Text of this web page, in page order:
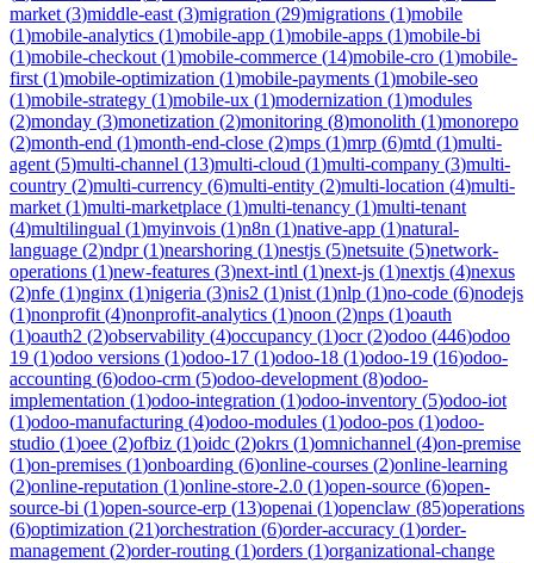
market (3)middle-east (3)migration (29)migrations (1)mobile
(1)mobile-analytics (1)mobile-app (1)mobile-apps (1)mobile-bi
(1)mobile-checkout (1)mobile-commerce (14)mobile-cro (1)mobile-
first (1)mobile-optimization (1)mobile-payments (1)mobile-seo
(1)mobile-strategy (1)mobile-ux (1)modernization (1)modules
(2)monday (3)monetization (2)monitoring (8)monolith (1)monorepo
(2)month-end (1)month-end-close (2)mps (1)mrp (6)mtd (1)multi-
agent (5)multi-channel (13)multi-cloud (1)multi-company (3)multi-
country (2)multi-currency (6)multi-entity (2)multi-location (4)multi-
market (1)multi-marketplace (1)multi-tenancy (1)multi-tenant
(4)multilingual (1)myinvois (1)n8n (1)native-app (1)natural-
language (2)ndpr(1)nearshoring (1)nestjs (5)netsuite (5)network-
operations (1)new-features (3)next-intl (1)next-js (1)nextjs (4)nexus
(2)nfe (1)nginx (1)nigeria (3)nis2 (1)nist (1)nlp (1)no-code (6)nodejs
(1)nonprofit (4)nonprofit-analytics (1)noon (2)nps (1)oauth
(1)oauth2 (2)observability (4)occupancy (1)ocr(2)odoo (446)odoo
19 (1)odoo versions (1)odoo-17 (1)odoo-18 (1)odoo-19 (16)odoo-
accounting (6)odoo-crm (5)odoo-development (8)odoo-
implementation (1)odoo-integration (1)odoo-inventory (5)odoo-iot
(1)odoo-manufacturing (4)odoo-modules (1)odoo-pos (1)odoo-
studio (1)oee (2)ofbiz (1)oidc (2)okrs (1)omnichannel (4)on-premise
(1)on-premises (1)onboarding (6)online-courses (2)online-learning
(2)online-reputation (1)online-store-2.0 (1)open-source (6)open-
source-bi (1)open-source-erp (13)openai (1)openclaw (85)operations
(6)optimization (21)orchestration (6)order-accuracy (1)order-
management (2)order-routing (1)orders (1)organizational-change